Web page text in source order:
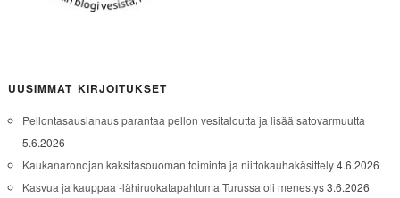
UUSIMMAT KIRJOITUKSET
Pellontasauslanaus parantaa pellon vesitaloutta ja lisää satovarmuutta
5.6.2026
Kaukanaronojan kaksitasouoman toiminta ja niittokauhakäsittely4.6.2026
Kasvua ja kauppaa -lähiruokatapahtuma Turussa oli menestys3.6.2026